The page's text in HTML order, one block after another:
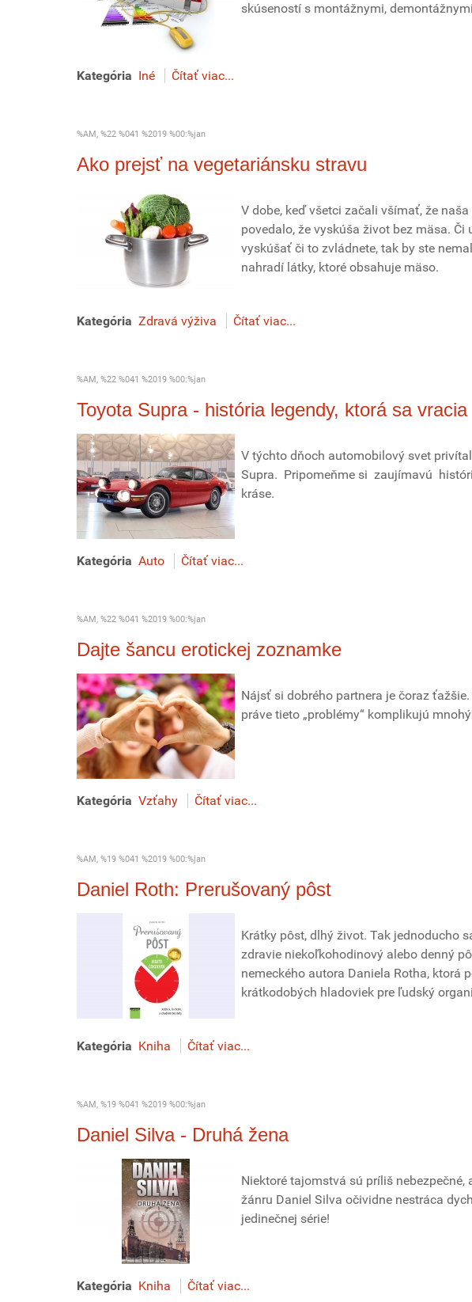
skúseností s montážnymi,
Kategória Iné Čítať viac...
%AM, %22 %041 %2019 %00:%jan
Ako prejsť na vegetariánsku stravu
V dobe, keď všetci začali všímať, že
povedalo, že vyskúša život bez mäsa.
vyskúšať či to zvládnete, tak by ste
nahradí látky, ktoré obsahuje mäso.
Kategória Zdravá výživa Čítať viac...
%AM, %22 %041 %2019 %00:%jan
Toyota Supra - história legendy, ktorá sa vracia
V týchto dňoch automobilový svet
Supra. Pripomeňme si zaujímavú
kráse.
Kategória Auto Čítať viac...
%AM, %22 %041 %2019 %00:%jan
Dajte šancu erotickej zoznamke
Nájsť si dobrého partnera je čoraz
práve tieto „problémy“ komplikujú
Kategória Vzťahy Čítať viac...
%AM, %19 %041 %2019 %00:%jan
Daniel Roth: Prerušovaný pôst
Krátky pôst, dlhý život. Tak jednoducho
zdravie niekoľkohodinový alebo denný
nemeckého autora Daniela Rotha, ktorá
krátkodobých hladoviek pre ľudský
Kategória Kniha Čítať viac...
%AM, %19 %041 %2019 %00:%jan
Daniel Silva - Druhá žena
Niektoré tajomstvá sú príliš
žánru Daniel Silva očividne nestráca
jedinečnej série!
Kategória Kniha Čítať viac...